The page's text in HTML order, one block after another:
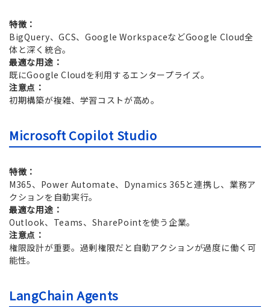
特徴：
BigQuery、GCS、Google WorkspaceなどGoogle Cloud全
体と深く統合。
最適な用途：
既にGoogle Cloudを利用するエンタープライズ。
注意点：
初期構築が複雑、学習コストが高め。
Microsoft Copilot Studio
特徴：
M365、Power Automate、Dynamics 365と連携し、業務ア
クションを自動実行。
最適な用途：
Outlook、Teams、SharePointを使う企業。
注意点：
権限設計が重要。過剰権限だと自動アクションが過度に働く可
能性。
LangChain Agents